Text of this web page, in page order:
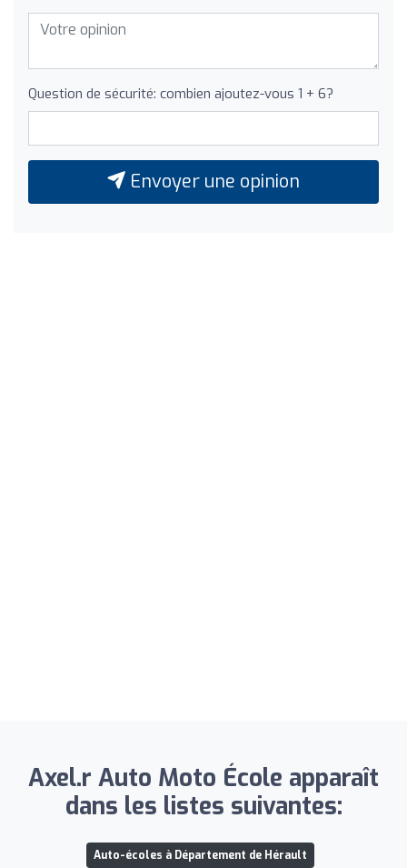
Question de sécurité: combien ajoutez-vous 1 + 6?
Envoyer une opinion
Axel.r Auto Moto École apparaît
dans les listes suivantes:
Auto-écoles à Département de Hérault